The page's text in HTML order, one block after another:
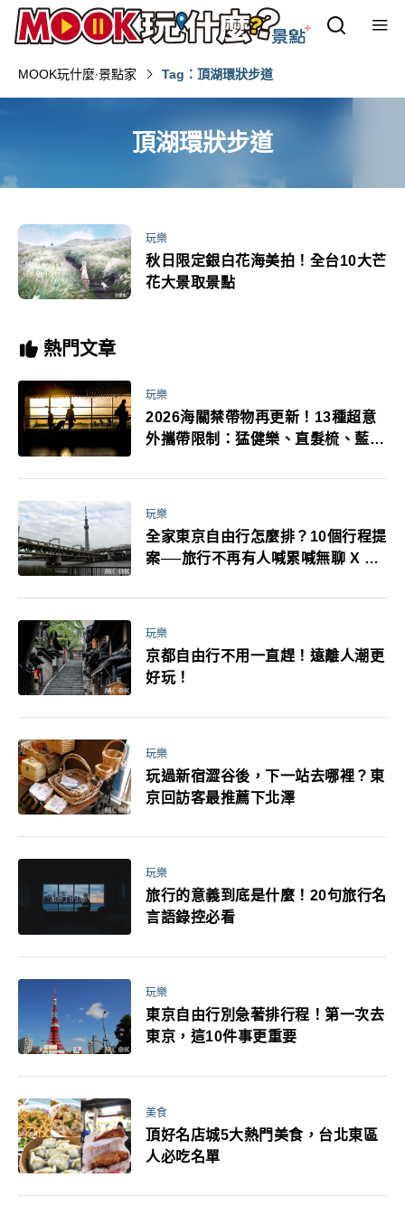
MOOK玩什麼‧景點家 Tag：頂湖環狀步道
頂湖環狀步道
玩樂
秋日限定銀白花海美拍！全台10大芒
花大景取景點
熱門文章
玩樂
2026海關禁帶物再更新！13種超意
外攜帶限制：猛健樂、直髮梳、藍牙
萬！注意事項一次看！
玩樂
全家東京自由行怎麼排？10個行程提
案──旅行不再有人喊累喊無聊 X 爸
玩樂
京都自由行不用一直趕！遠離人潮更
好玩！
玩樂
玩過新宿澀谷後，下一站去哪裡？東
京回訪客最推薦下北澤
玩樂
旅行的意義到底是什麼！20句旅行名
言語錄控必看
玩樂
東京自由行別急著排行程！第一次去
東京，這10件事更重要
美食
頂好名店城5大熱門美食，台北東區
人必吃名單